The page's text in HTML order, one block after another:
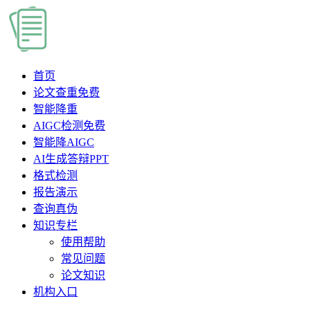
首页
论文查重免费
智能降重
AIGC检测 免费
智能降AIGC
AI生成答辩PPT
格式检测
报告演示
查询真伪
知识专栏
使用帮助
常见问题
论文知识
机构入口